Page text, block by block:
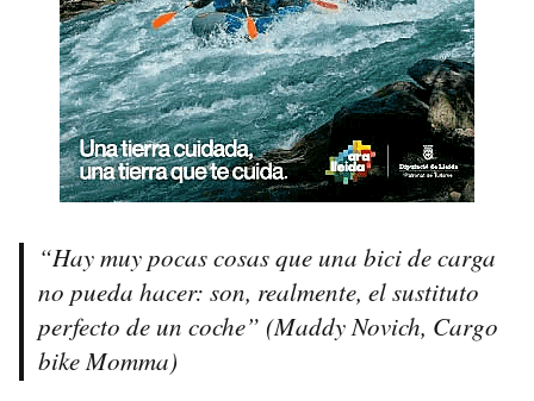
“Hay muy pocas cosas que una bici de carga
no pueda hacer: son, realmente, el sustituto
perfecto de un coche” (Maddy Novich, Cargo
bike Momma)